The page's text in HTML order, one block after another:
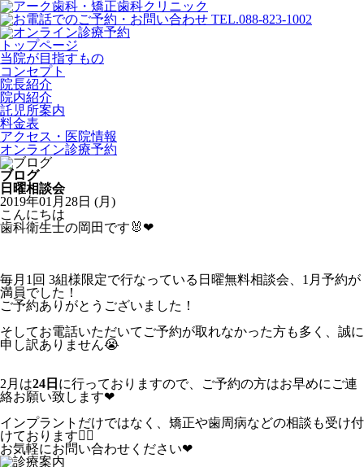
トップページ
当院が目指すもの
コンセプト
院長紹介
院内紹介
託児所案内
料金表
アクセス・医院情報
オンライン診療予約
ブログ
日曜相談会
2019年01月28日 (月)
こんにちは
歯科衛生士の岡田です🐰❤︎
毎月1回 3組様限定で行なっている日曜無料相談会、1月予約が
満員でした！
ご予約ありがとうございました！
そしてお電話いただいてご予約が取れなかった方も多く、誠に
申し訳ありません😭
2月は24日 に行っておりますので、ご予約の方はお早めにご連
絡お願い致します❤︎
インプラントだけではなく、矯正や歯周病などの相談も受け付
けております☝🏻
お気軽にお問い合わせください❤︎